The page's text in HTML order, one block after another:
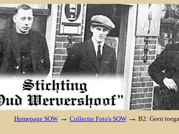
Homepage SOW → Collectie Foto's SOW → B2: Geen